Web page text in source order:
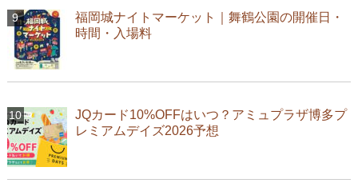
福岡城ナイトマーケット｜舞鶴公園の開催日・
時間・入場料
JQカード10%OFFはいつ？アミュプラザ博多プ
レミアムデイズ2026予想